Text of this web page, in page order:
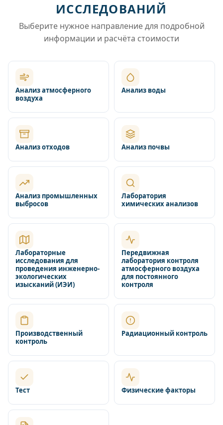
ИССЛЕДОВАНИЙ
Выберите нужное направление для подробной
информации и расчёта стоимости
Анализ атмосферного
воздуха
Анализ воды
Анализ отходов Анализ почвы
Анализ промышленных
выбросов
Лаборатория
химических анализов
Лабораторные
исследования для
проведения инженерно-
экологических
изысканий (ИЭИ)
Передвижная
лаборатория контроля
атмосферного воздуха
для постоянного
контроля
Производственный
контроль
Радиационный контроль
Тест Физические факторы